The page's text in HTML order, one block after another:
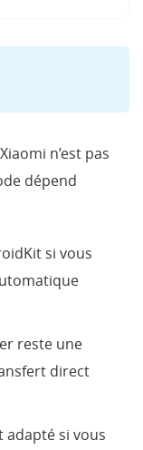
n’est pas
dépend
si vous
reste une
direct
adapté si vous